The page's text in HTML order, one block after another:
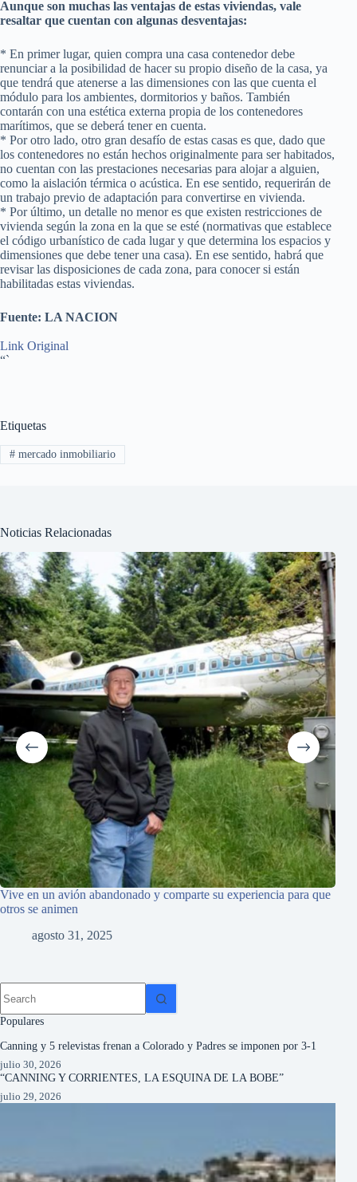
Aunque son muchas las ventajas de estas viviendas, vale
resaltar que cuentan con algunas desventajas:
* En primer lugar, quien compra una casa contenedor debe
renunciar a la posibilidad de hacer su propio diseño de la casa, ya
que tendrá que atenerse a las dimensiones con las que cuenta el
módulo para los ambientes, dormitorios y baños. También
contarán con una estética externa propia de los contenedores
marítimos, que se deberá tener en cuenta.
* Por otro lado, otro gran desafío de estas casas es que, dado que
los contenedores no están hechos originalmente para ser habitados,
no cuentan con las prestaciones necesarias para alojar a alguien,
como la aislación térmica o acústica. En ese sentido, requerirán de
un trabajo previo de adaptación para convertirse en vivienda.
* Por último, un detalle no menor es que existen restricciones de
vivienda según la zona en la que se esté (normativas que establece
el código urbanístico de cada lugar y que determina los espacios y
dimensiones que debe tener una casa). En ese sentido, habrá que
revisar las disposiciones de cada zona, para conocer si están
habilitadas estas viviendas.
Fuente: LA NACION
Link Original
“`
Etiquetas
#mercado inmobiliario
Noticias Relacionadas
Vive en un avión abandonado y comparte su experiencia para que
otros se animen
agosto 31, 2025
Populares
Canning y 5 relevistas frenan a Colorado y Padres se imponen por 3-1
julio 30, 2026
“CANNING Y CORRIENTES, LA ESQUINA DE LA BOBE”
julio 29, 2026